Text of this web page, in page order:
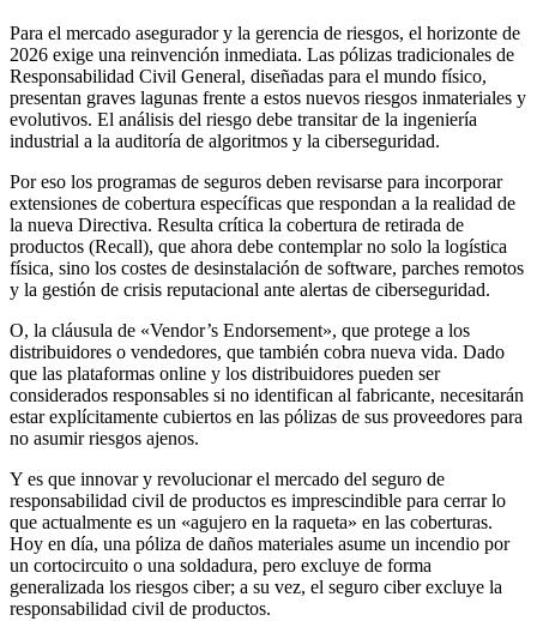
Para el mercado asegurador y la gerencia de riesgos, el horizonte de
2026 exige una reinvención inmediata. Las pólizas tradicionales de
Responsabilidad Civil General, diseñadas para el mundo físico,
presentan graves lagunas frente a estos nuevos riesgos inmateriales y
evolutivos. El análisis del riesgo debe transitar de la ingeniería
industrial a la auditoría de algoritmos y la ciberseguridad.
Por eso los programas de seguros deben revisarse para incorporar
extensiones de cobertura específicas que respondan a la realidad de
la nueva Directiva. Resulta crítica la cobertura de retirada de
productos (Recall), que ahora debe contemplar no solo la logística
física, sino los costes de desinstalación de software, parches remotos
y la gestión de crisis reputacional ante alertas de ciberseguridad.
O, la cláusula de «Vendor’s Endorsement», que protege a los
distribuidores o vendedores, que también cobra nueva vida. Dado
que las plataformas online y los distribuidores pueden ser
considerados responsables si no identifican al fabricante, necesitarán
estar explícitamente cubiertos en las pólizas de sus proveedores para
no asumir riesgos ajenos.
Y es que innovar y revolucionar el mercado del seguro de
responsabilidad civil de productos es imprescindible para cerrar lo
que actualmente es un «agujero en la raqueta» en las coberturas.
Hoy en día, una póliza de daños materiales asume un incendio por
un cortocircuito o una soldadura, pero excluye de forma
generalizada los riesgos ciber; a su vez, el seguro ciber excluye la
responsabilidad civil de productos.